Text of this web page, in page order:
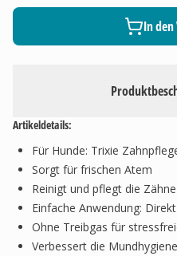
Artikeldetails:
Für Hunde: Trixie
Sorgt für frischen Atem
Reinigt und pflegt die Zähne
Einfache Anwendung:
Ohne Treibgas für
Verbessert die Mundhygiene
In